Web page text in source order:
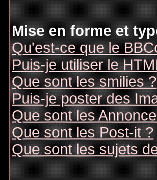
Mise en forme et
Qu'est-ce que le
Puis-je utiliser le
Que sont les smilies ?
Puis-je poster des
Que sont les
Que sont les Post-it ?
Que sont les sujets